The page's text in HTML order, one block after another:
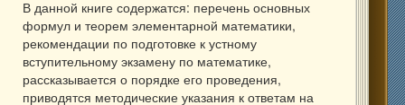
В данной книге содержатся: перечень основных
формул и теорем элементарной математики,
рекомендации по подготовке к устному
вступительному экзамену по математике,
рассказывается о порядке его проведения,
приводятся методические указания к ответам на